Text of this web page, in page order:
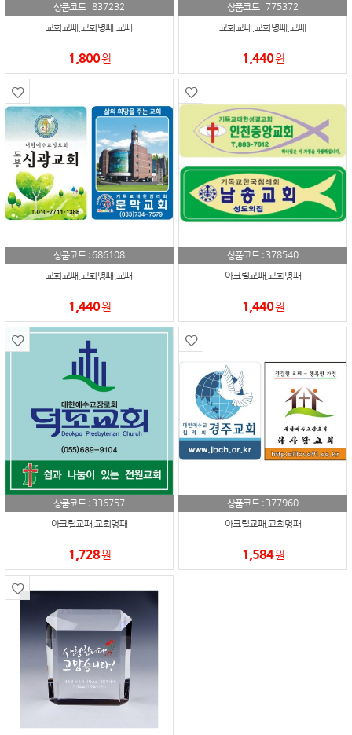
상품코드 :837232
교회교패,교회명패,교패
1,800원
상품코드 : 775372
교회교패,교회명패,교패
1,440원
상품코드 : 686108
교회교패,교회명패,교패
1,440원
상품코드 : 378540
아크릴교패,교회명패
1,440원
상품코드 : 336757
아크릴교패,교회명패
1,728원
상품코드 : 377960
아크릴교패,교회명패
1,584원